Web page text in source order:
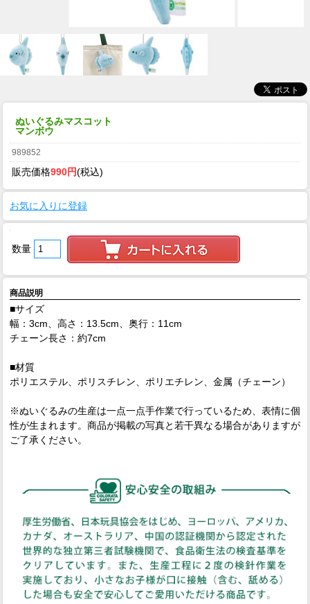
ぬいぐるみマスコット
マンボウ
989852
販売価格990円(税込)
お気に入りに登録
数量
商品説明
■サイズ
幅：3cm、高さ：13.5cm、奥行：11cm
チェーン長さ：約7cm
■材質
ポリエステル、ポリスチレン、ポリエチレン、金属（チェーン）
※ぬいぐるみの生産は一点一点手作業で行っているため、表情に個
性が生まれます。商品が掲載の写真と若干異なる場合がありますが
ご了承ください。